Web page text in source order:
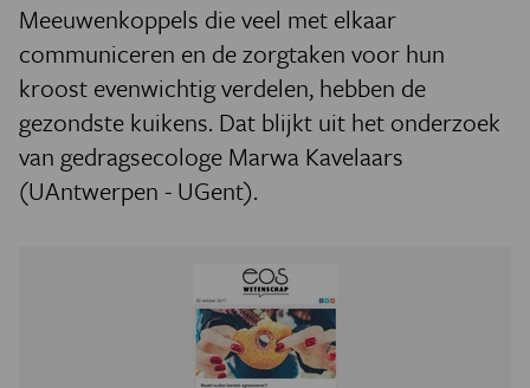
JONGE UITDAGERS
Meeuwenkoppels die veel met elkaar
communiceren en de zorgtaken voor hun
kroost evenwichtig verdelen, hebben de
gezondste kuikens. Dat blijkt uit het onderzoek
van gedragsecologe Marwa Kavelaars
(UAntwerpen - UGent).